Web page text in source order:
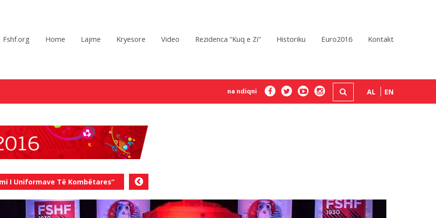
Fshf.org Home Lajme Kryesore Video Rezidenca “Kuq e Zi” Historiku Euro2016 Kontakt
na ndiqni AL EN
I Uniformave Të Kombëtares”